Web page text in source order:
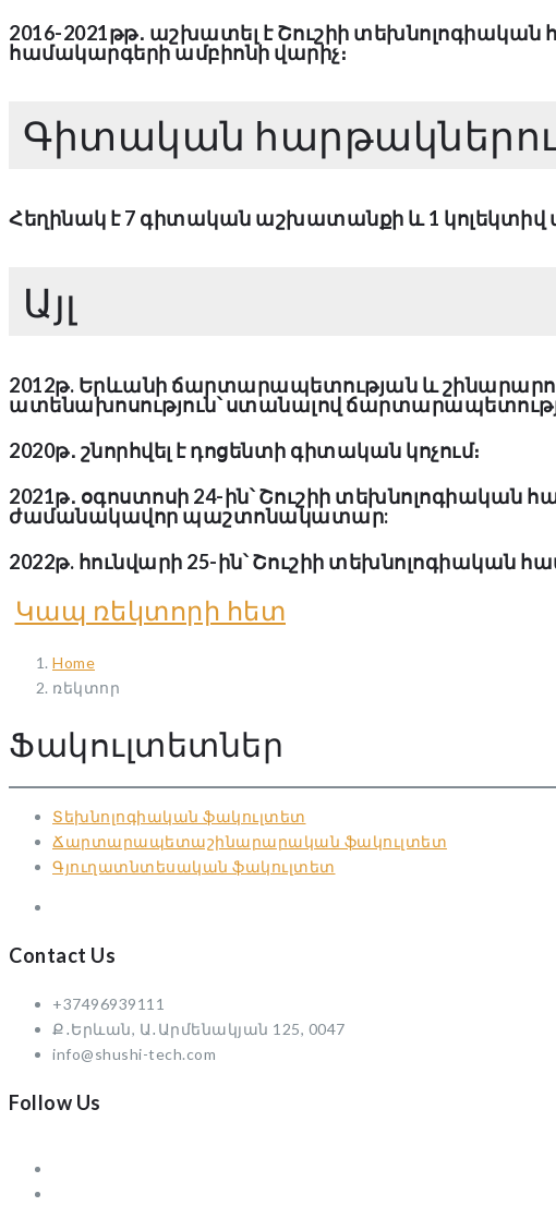
2016-2021թթ․ աշխատել է Շուշիի
համակարգերի ամբիոնի վարիչ։
Գիտական
Հեղինակ է 7 գիտական աշխատանքի և 1 կոլեկտիվ
Այլ
2012թ. Երևանի ճարտարապետության և
ատենախոսություն՝ ստանալով
2020թ․ շնորհվել է դոցենտի գիտական կոչում։
2021թ․ օգոստոսի 24-ին՝ Շուշիի տեխնոլոգիական
ժամանակավոր պաշտոնակատար:
2022թ. հունվարի 25-ին՝ Շուշիի տեխնոլոգիական
Կապ ռեկտորի հետ
Home
ռեկտոր
Ֆակուլտետներ
Տեխնոլոգիական ֆակուլտետ
Ճարտարապետաշինարարական ֆակուլտետ
Գյուղատնտեսական ֆակուլտետ
Contact Us
+37496939111
Ք․Երևան, Ա․Արմենակյան 125, 0047
info@shushi-tech.com
Follow Us